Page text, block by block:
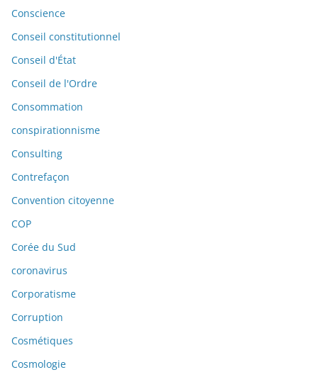
Conscience
Conseil constitutionnel
Conseil d'État
Conseil de l'Ordre
Consommation
conspirationnisme
Consulting
Contrefaçon
Convention citoyenne
COP
Corée du Sud
coronavirus
Corporatisme
Corruption
Cosmétiques
Cosmologie